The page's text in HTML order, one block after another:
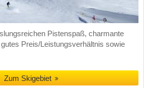
Pistenspaß, charmante
Preis/Leistungsverhältnis sowie
Zum Skigebiet